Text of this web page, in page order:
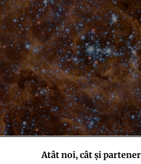
Atât noi, cât și